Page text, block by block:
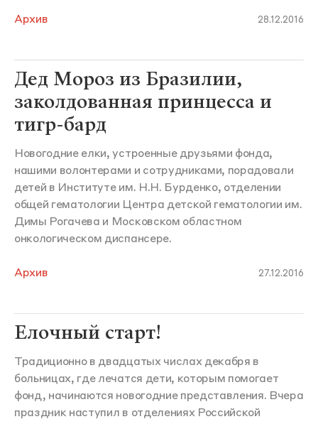
Архив 28.12.2016
Дед Мороз из Бразилии,
заколдованная принцесса и
тигр-бард
Новогодние елки, устроенные друзьями фонда,
нашими волонтерами и сотрудниками, порадовали
детей в Институте им. Н.Н. Бурденко, отделении
общей гематологии Центра детской гематологии им.
Димы Рогачева и Московском областном
онкологическом диспансере.
Архив 27.12.2016
Елочный старт!
Традиционно в двадцатых числах декабря в
больницах, где лечатся дети, которым помогает
фонд, начинаются новогодние представления. Вчера
праздник наступил в отделениях Российской